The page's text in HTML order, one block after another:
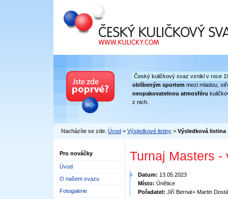
Český kuličkový svaz
Český kuličkový svaz vznikl v roce
oblíbeným sportem mezi mladou,
neopakovatelnou atmosféru
z nich.
Nacházíte se zde: Úvod > Výsledkové listiny > Výsledková listina
Pro nováčky
Úvod
O našem svazu
Fotogalerie
Turnaj Masters -
Datum: 13.05.2023
Místo: Únětice
Pořadatel: Jiří Bernat+ Martin